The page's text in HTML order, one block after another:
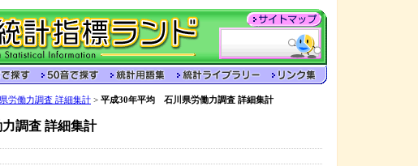
労働力調査 詳細集計 > 平成30年平均 石川県労働力調査 詳細集計
調査 詳細集計